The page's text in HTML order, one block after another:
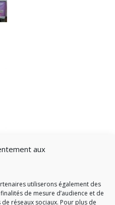
aux
utiliserons également des
de mesure d’audience et de
réseaux sociaux. Pour plus de